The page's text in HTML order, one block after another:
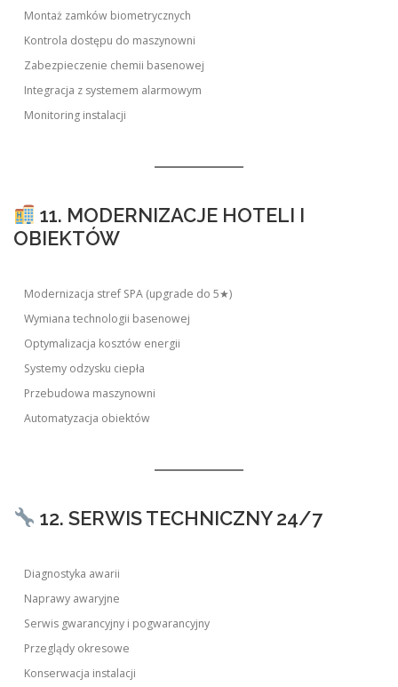
Montaż zamków biometrycznych
Kontrola dostępu do maszynowni
Zabezpieczenie chemii basenowej
Integracja z systemem alarmowym
Monitoring instalacji
11. MODERNIZACJE HOTELI I
OBIEKTÓW
Modernizacja stref SPA (upgrade do 5★)
Wymiana technologii basenowej
Optymalizacja kosztów energii
Systemy odzysku ciepła
Przebudowa maszynowni
Automatyzacja obiektów
12. SERWIS TECHNICZNY 24/7
Diagnostyka awarii
Naprawy awaryjne
Serwis gwarancyjny i pogwarancyjny
Przeglądy okresowe
Konserwacja instalacji